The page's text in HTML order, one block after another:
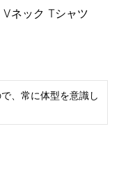
ネック Tシャツ
、常に体型を意識し